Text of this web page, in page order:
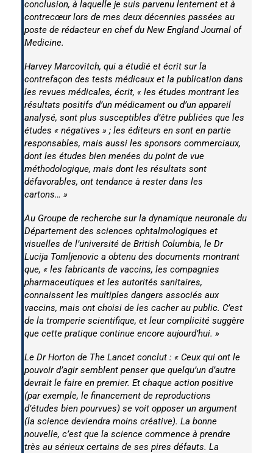
conclusion, à laquelle je suis parvenu lentement et à
contrecœur lors de mes deux décennies passées au
poste de rédacteur en chef du New England Journal of
Medicine.
Harvey Marcovitch, qui a étudié et écrit sur la
contrefaçon des tests médicaux et la publication dans
les revues médicales, écrit, « les études montrant les
résultats positifs d’un médicament ou d’un appareil
analysé, sont plus susceptibles d’être publiées que les
études « négatives » ; les éditeurs en sont en partie
responsables, mais aussi les sponsors commerciaux,
dont les études bien menées du point de vue
méthodologique, mais dont les résultats sont
défavorables, ont tendance à rester dans les
cartons… »
Au Groupe de recherche sur la dynamique neuronale du
Département des sciences ophtalmologiques et
visuelles de l’université de British Columbia, le Dr
Lucija Tomljenovic a obtenu des documents montrant
que, « les fabricants de vaccins, les compagnies
pharmaceutiques et les autorités sanitaires,
connaissent les multiples dangers associés aux
vaccins, mais ont choisi de les cacher au public. C’est
de la tromperie scientifique, et leur complicité suggère
que cette pratique continue encore aujourd’hui. »
Le Dr Horton de The Lancet conclut : « Ceux qui ont le
pouvoir d’agir semblent penser que quelqu’un d’autre
devrait le faire en premier. Et chaque action positive
(par exemple, le financement de reproductions
d’études bien pourvues) se voit opposer un argument
(la science deviendra moins créative). La bonne
nouvelle, c’est que la science commence à prendre
très au sérieux certains de ses pires défauts. La